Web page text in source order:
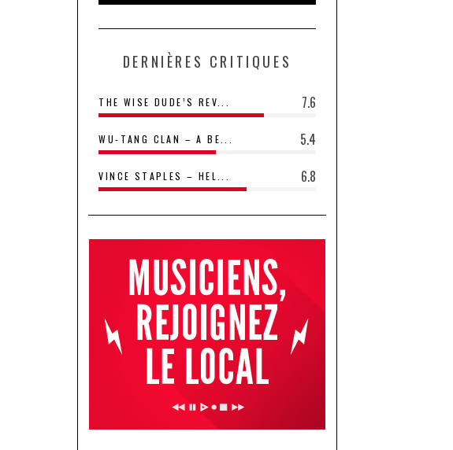
DERNIÈRES CRITIQUES
7.6
THE WISE DUDE’S REV...
5.4
WU-TANG CLAN – A BE...
6.8
VINCE STAPLES – HEL...